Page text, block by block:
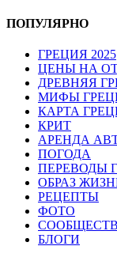
ПОПУЛЯРНО
ГРЕЦИЯ 2025
ЦЕНЫ НА
ДРЕВНЯЯ
МИФЫ
КАРТА
КРИТ
АРЕНДА
ПОГОДА
ПЕРЕВОДЫ
ОБРАЗ
РЕЦЕПТЫ
ФОТО
БЛОГИ